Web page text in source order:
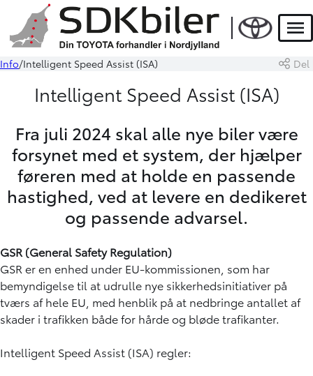
Info Intelligent Speed Assist (ISA) Del
Intelligent Speed Assist (ISA)
Fra juli 2024 skal alle nye biler være
forsynet med et system, der hjælper
føreren med at holde en passende
hastighed, ved at levere en dedikeret
og passende advarsel.
GSR (General Safety Regulation)
GSR er en enhed under EU-kommissionen, som har
bemyndigelse til at udrulle nye sikkerhedsinitiativer på
tværs af hele EU, med henblik på at nedbringe antallet af
skader i trafikken både for hårde og bløde trafikanter.
Intelligent Speed Assist (ISA) regler: